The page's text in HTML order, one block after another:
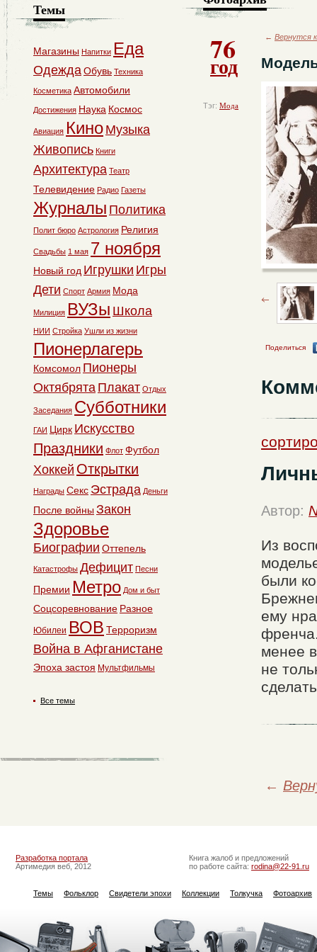
76
год
Тэг: Мода
← Вернутся
Поделиться
Автор:
Из
были
ему
менее
не
←
Темы
Магазины Напитки Еда
ОдеждаОбувь Техника
Косметика Автомобили
Достижения Наука Космос
Авиация Кино Музыка
Живопись Книги
Архитектура Театр
Телевидение Радио Газеты
Журналы Политика
Полит бюро Астрология Религия
Свадьбы 1 мая 7 ноября
Новый год Игрушки Игры
Дети Спорт Армия Мода
Милиция ВУЗы Школа
НИИ Стройка Ушли из жизни
Пионерлагерь
Комсомол Пионеры
Октябрята Плакат Отдых
Заседания Субботники
ГАИ Цирк Искусство
Праздники Флот Футбол
Хоккей Открытки
Награды Секс Эстрада Деньги
После войны Закон
Здоровье
Биографии Оттепель
Катастрофы Дефицит Песни
Премии Метро Дом и быт
Соцсоревнование Разное
Юбилеи ВОВ Терроризм
Война в Афганистане
Эпоха застоя Мультфильмы
Все темы
Разработка портала
Артимедия веб, 2012
Книга жалоб и предложений
по работе сайта: rodina@22-91.ru
Темы Фольклор Свидетели эпохи Коллекции Толкучка Фотоархив